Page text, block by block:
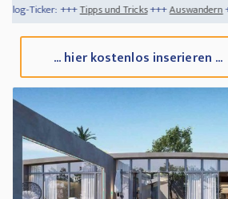
Tipps und Tricks+++Auswandern+++
... hier kostenlos inserieren ...